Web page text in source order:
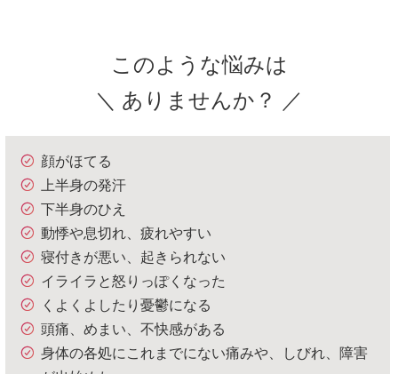
このような悩みは
＼ ありませんか？ ／
顔がほてる
上半身の発汗
下半身のひえ
動悸や息切れ、疲れやすい
寝付きが悪い、起きられない
イライラと怒りっぽくなった
くよくよしたり憂鬱になる
頭痛、めまい、不快感がある
身体の各処にこれまでにない痛みや、しびれ、障害